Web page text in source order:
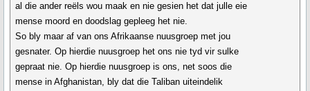
al die ander reëls wou maak en nie gesien het dat julle eie
mense moord en doodslag gepleeg het nie.
So bly maar af van ons Afrikaanse nuusgroep met jou
gesnater. Op hierdie nuusgroep het ons nie tyd vir sulke
gepraat nie. Op hierdie nuusgroep is ons, net soos die
mense in Afghanistan, bly dat die Taliban uiteindelik